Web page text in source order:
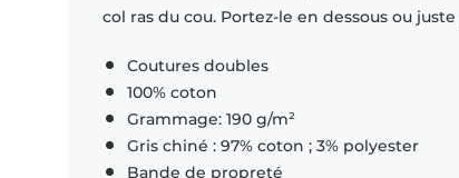
col ras du cou. Portez-le en dessous ou
Coutures doubles
100% coton
Grammage: 190 g/m²
Gris chiné : 97% coton ; 3% polyester
Bande de propreté